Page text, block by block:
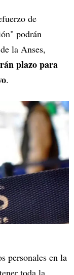
de
podrán
la Anses,
plazo para
.
personales en la
toda la